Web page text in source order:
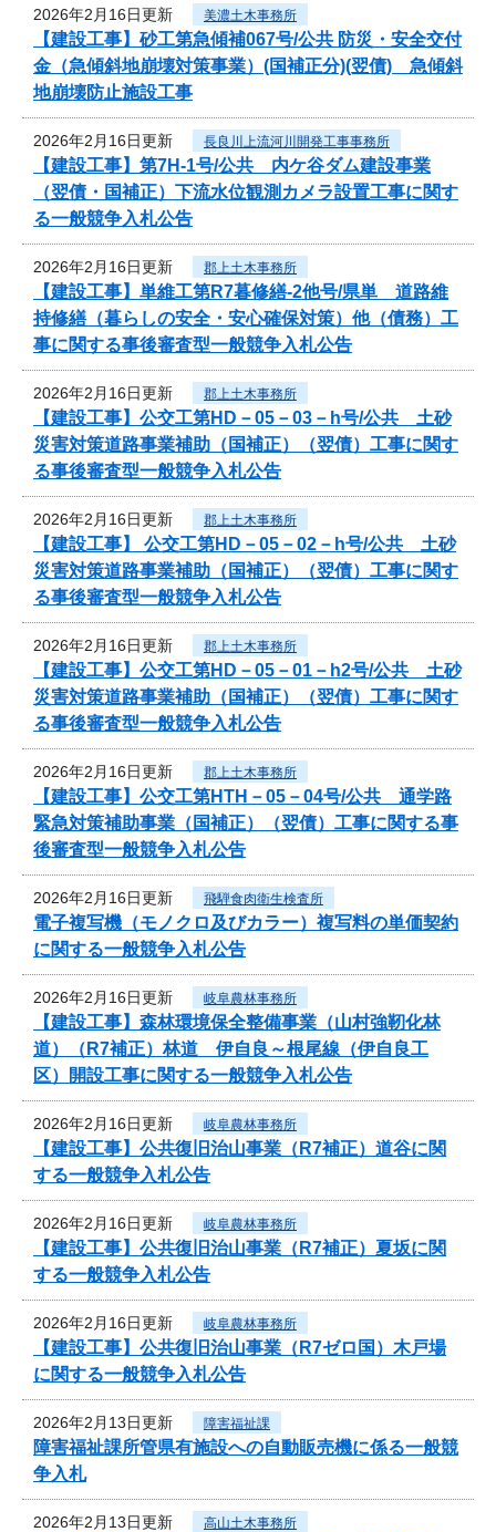
2026年2月16日更新 美濃土木事務所
【建設工事】砂工第急傾補067号/公共 防災・安全交付
金（急傾斜地崩壊対策事業）(国補正分)(翌債) 急傾斜
地崩壊防止施設工事
2026年2月16日更新 長良川上流河川開発工事事務所
【建設工事】第7H-1号/公共 内ケ谷ダム建設事業
（翌債・国補正）下流水位観測カメラ設置工事に関す
る一般競争入札公告
2026年2月16日更新 郡上土木事務所
【建設工事】単維工第R7暮修繕-2他号/県単 道路維
持修繕（暮らしの安全・安心確保対策）他（債務）工
事に関する事後審査型一般競争入札公告
2026年2月16日更新 郡上土木事務所
【建設工事】公交工第HD－05－03－h号/公共 土砂
災害対策道路事業補助（国補正）（翌債）工事に関す
る事後審査型一般競争入札公告
2026年2月16日更新 郡上土木事務所
【建設工事】 公交工第HD－05－02－h号/公共 土砂
災害対策道路事業補助（国補正）（翌債）工事に関す
る事後審査型一般競争入札公告
2026年2月16日更新 郡上土木事務所
【建設工事】公交工第HD－05－01－h2号/公共 土砂
災害対策道路事業補助（国補正）（翌債）工事に関す
る事後審査型一般競争入札公告
2026年2月16日更新 郡上土木事務所
【建設工事】公交工第HTH－05－04号/公共 通学路
緊急対策補助事業（国補正）（翌債）工事に関する事
後審査型一般競争入札公告
2026年2月16日更新 飛騨食肉衛生検査所
電子複写機（モノクロ及びカラー）複写料の単価契約
に関する一般競争入札公告
2026年2月16日更新 岐阜農林事務所
【建設工事】森林環境保全整備事業（山村強靭化林
道）（R7補正）林道 伊自良～根尾線（伊自良工
区）開設工事に関する一般競争入札公告
2026年2月16日更新 岐阜農林事務所
【建設工事】公共復旧治山事業（R7補正）道谷に関
する一般競争入札公告
2026年2月16日更新 岐阜農林事務所
【建設工事】公共復旧治山事業（R7補正）夏坂に関
する一般競争入札公告
2026年2月16日更新 岐阜農林事務所
【建設工事】公共復旧治山事業（R7ゼロ国）木戸場
に関する一般競争入札公告
2026年2月13日更新 障害福祉課
障害福祉課所管県有施設への自動販売機に係る一般競
争入札
2026年2月13日更新 高山土木事務所